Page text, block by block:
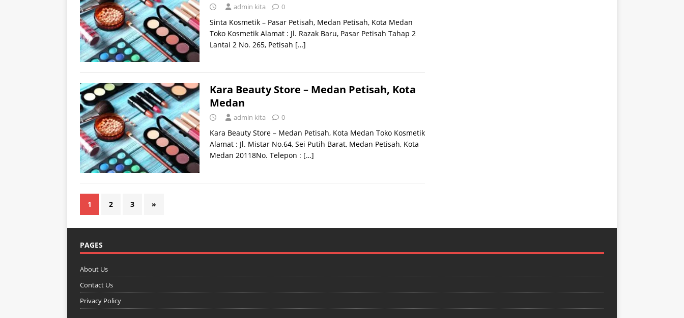
admin kita 0
Sinta Kosmetik – Pasar Petisah, Medan Petisah, Kota Medan
Toko Kosmetik Alamat : Jl. Razak Baru, Pasar Petisah Tahap 2
Lantai 2 No. 265, Petisah […]
Kara Beauty Store – Medan Petisah, Kota
Medan
admin kita 0
Kara Beauty Store – Medan Petisah, Kota Medan Toko Kosmetik
Alamat : Jl. Mistar No.64, Sei Putih Barat, Medan Petisah, Kota
Medan 20118No. Telepon : […]
1 2 3 »
PAGES
About Us
Contact Us
Privacy Policy